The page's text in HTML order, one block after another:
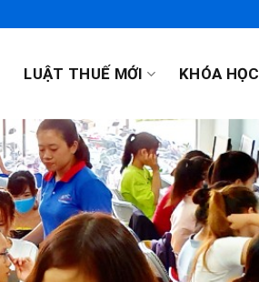
LUẬT THUẾ MỚI KHÓA HỌC